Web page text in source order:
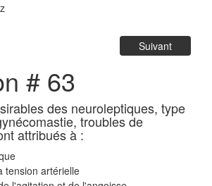
Suivant
# 63
des neuroleptiques, type
troubles de
attribués à :
tension artérielle